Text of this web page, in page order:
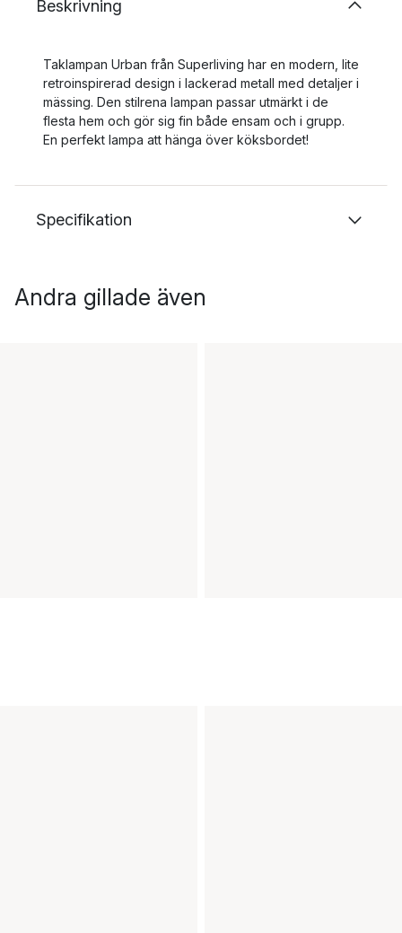
Beskrivning
Taklampan Urban från Superliving har en modern, lite
retroinspirerad design i lackerad metall med detaljer i
mässing. Den stilrena lampan passar utmärkt i de
flesta hem och gör sig fin både ensam och i grupp.
En perfekt lampa att hänga över köksbordet!
Specifikation
Andra gillade även